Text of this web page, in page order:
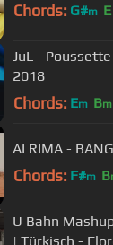
Chords: G#m E
JuL -
2018
Chords: Em Bm
ALRIMA -
Chords: F#m B
U Bahn
| Türkisch -